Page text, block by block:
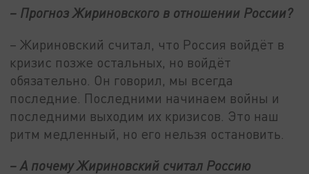
– Прогноз Жириновского в отношении России?
– Жириновский считал, что Россия войдёт в
кризис позже остальных, но войдёт
обязательно. Он говорил, мы всегда
последние. Последними начинаем войны и
последними выходим их кризисов. Это наш
ритм медленный, но его нельзя остановить.
– А почему Жириновский считал Россию